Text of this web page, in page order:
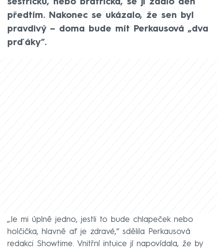
sestřičku, nebo bratříčka, se jí zdálo den
předtím. Nakonec se ukázalo, že sen byl
pravdivý – doma bude mít Perkausová „dva
prďáky“.
„Je mi úplně jedno, jestli to bude chlapeček nebo
holčička, hlavně ať je zdravé,“ sdělila Perkausová
redakci Showtime. Vnitřní intuice jí napovídala, že by